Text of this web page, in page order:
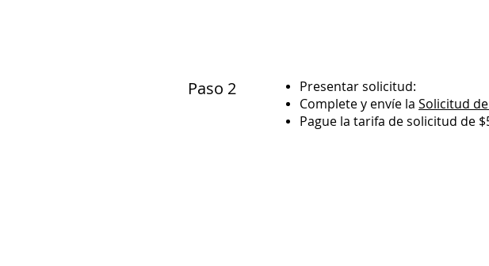
Paso 2
Presentar solicitud:
Complete y envíe la Solicitud
Pague la tarifa de solicitud de